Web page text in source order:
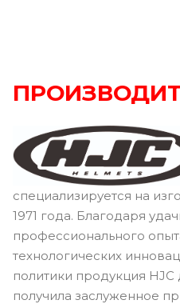
специализируется на
1971 года. Благодаря
профессионального
технологических
политики продукция HJC
получила заслуженное